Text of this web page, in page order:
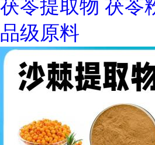
茯苓提取物 茯苓
品级原料